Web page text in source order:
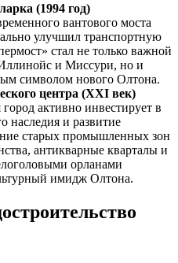
(1994 год)
вантового моста
улучшил транспортную
стал не только важной
и Миссури, но и
символом нового Олтона.
центра (XXI век)
активно инвестирует в
наследия и развитие
старых промышленных зон
антикварные кварталы и
орланами
имидж Олтона.